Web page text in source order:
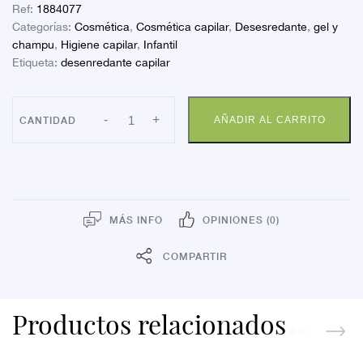
Ref: 1884077
Categorías: Cosmética, Cosmética capilar, Desesredante, gel y
champu, Higiene capilar, Infantil
Etiqueta: desenredante capilar
- FARLINE
SPRAY
DESENREDANTE
cantidad
+ AÑADIR AL CARRITO
MÁS INFO OPINIONES (0)
COMPARTIR
Productos relacionados